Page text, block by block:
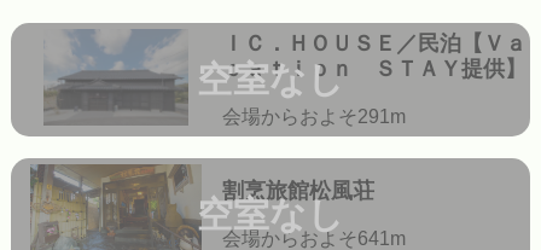
空室なし
ＩＣ．ＨＯＵＳＥ／民泊【Ｖａ
ｃａｔｉｏｎ ＳＴＡＹ提供】
会場からおよそ291m
空室なし
割烹旅館松風荘
会場からおよそ641m